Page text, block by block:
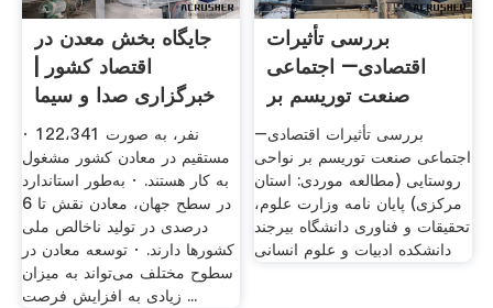
جایگاه بخش معدن در
اقتصاد کشور |
خبرگزاری صدا و سیما
· 122،341 نفر، به ­صورت
مستقیم در معادن کشور مشغول
به­ کار هستند. · به‌طور استاندارد
در سطح جهان، معادن نقش تا 6
درصدی در تولید ناخالص ملی
کشورها دارند. · توسعه معادن در
سطوح مختلف می‌تواند به میزان
زیادی به افزایش فرصت ...
بررسی تأثیرات
اقتصادی– اجتماعی
صنعت توریسم بر
نواحی ...
بررسی تأثیرات اقتصادی–
اجتماعی صنعت توریسم بر نواحی
روستایی (مطالعه موردی: استان
مرکزی) پایان نامه وزارت علوم،
تحقیقات و فناوری دانشگاه بیرجند
دانشکده ادبیات و علوم انسانی